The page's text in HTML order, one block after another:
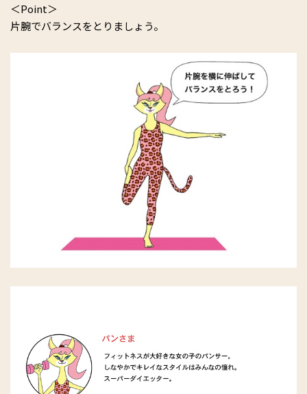
＜Point＞
片腕でバランスをとりましょう。